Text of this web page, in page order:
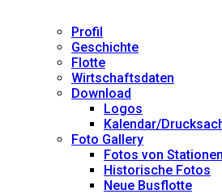
Profil
Geschichte
Flotte
Wirtschaftsdaten
Download
Logos
Kalendar/
Foto Gallery
Fotos von Stationen
Historische Fotos
Neue Busflotte